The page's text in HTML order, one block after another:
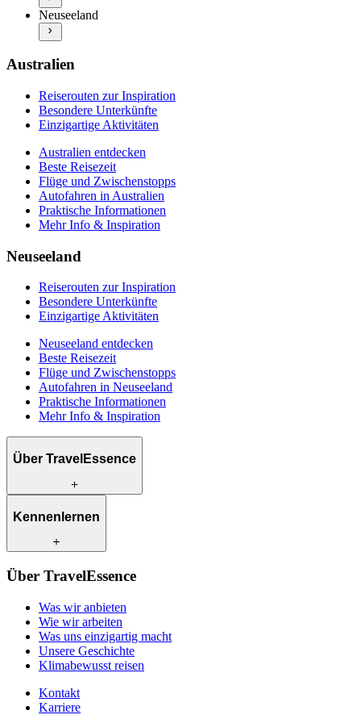
Praktische Informationen
Mehr Info & Inspiration
Neuseeland entdecken
Beste Reisezeit
Flüge und Zwischenstopps
Praktische Informationen
Neuseeland
Australien
Reiserouten zur Inspiration
Besondere Unterkünfte
Einzigartige Aktivitäten
Australien entdecken
Beste Reisezeit
Flüge und Zwischenstopps
Autofahren in Australien
Praktische Informationen
Mehr Info & Inspiration
Neuseeland
Reiserouten zur Inspiration
Besondere Unterkünfte
Einzigartige Aktivitäten
Neuseeland entdecken
Beste Reisezeit
Flüge und Zwischenstopps
Autofahren in Neuseeland
Praktische Informationen
Mehr Info & Inspiration
Über TravelEssence
Was wir anbieten
Was uns einzigartig macht
Klimabewusst reisen
Kontakt
Karriere
Kennenlernen
Unsere Reiseexperten
Unsere Kunden
Über TravelEssence
Was wir anbieten
Wie wir arbeiten
Was uns einzigartig macht
Unsere Geschichte
Klimabewusst reisen
Kontakt
Karriere